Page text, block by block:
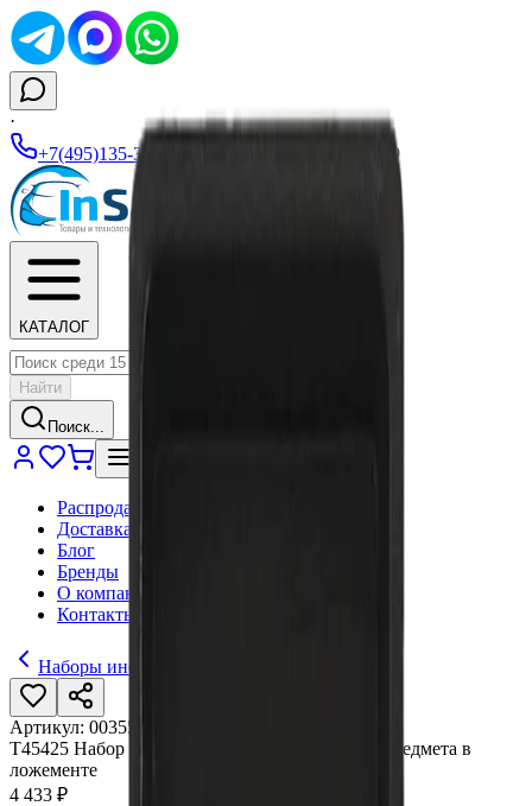
·
+7(495)135-35-99
Ежедневно 10:00–19:00
КАТАЛОГ
Найти
Поиск...
Распродажа
Доставка и оплата
Блог
Бренды
О компании
Контакты
Наборы инструментов в ложементе
Артикул: 003550
T45425 Набор головок и аксессуаров 1/2", 22 предмета в
ложементе
4 433 ₽